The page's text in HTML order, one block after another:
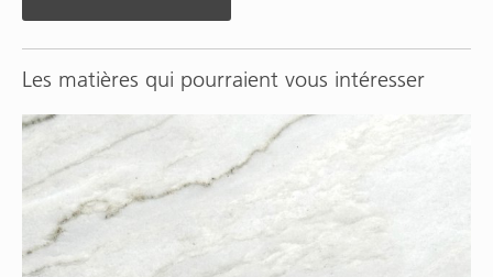
Les matières qui pourraient vous intéresser